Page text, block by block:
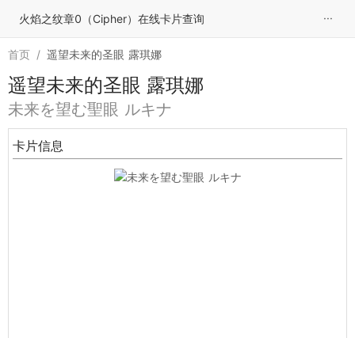
火焰之纹章0（Cipher）在线卡片查询 ···
首页 / 遥望未来的圣眼 露琪娜
遥望未来的圣眼 露琪娜
未来を望む聖眼 ルキナ
卡片信息